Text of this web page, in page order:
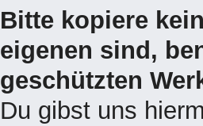
Bitte kopiere
eigenen sind,
geschützten
Du gibst uns